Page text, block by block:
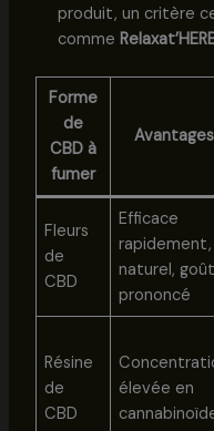
produit, un critère
comme
Forme
de
CBD à
fumer
Avantages
Fleurs
de
CBD
Efficace
rapidement,
naturel, goût
prononcé
Résine
de
CBD
élevée en